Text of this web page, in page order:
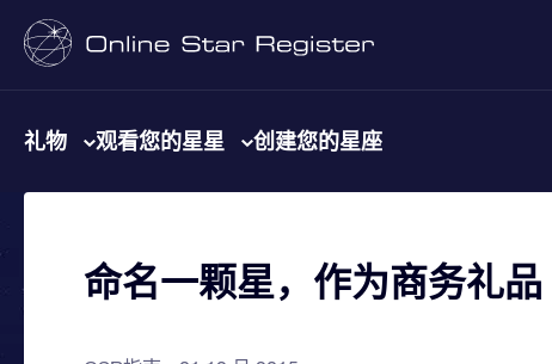
礼物 观看您的星星 创建您的星座
命名一颗星，作为商务礼品